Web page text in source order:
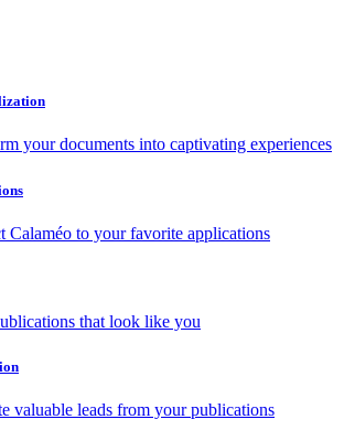
your documents into captivating experiences
Calaméo to your favorite applications
that look like you
valuable leads from your publications